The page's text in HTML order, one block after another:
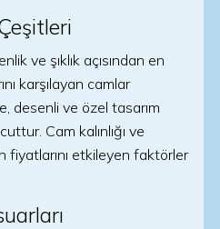
ve şıklık açısından en
karşılayan camlar
desenli ve özel tasarım
Cam kalınlığı ve
fiyatlarını etkileyen faktörler